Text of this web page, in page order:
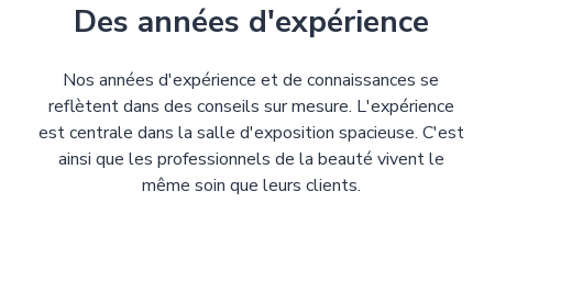
Des années d'expérience
Nos années d'expérience et de connaissances se
reflètent dans des conseils sur mesure. L'expérience
est centrale dans la salle d'exposition spacieuse. C'est
ainsi que les professionnels de la beauté vivent le
même soin que leurs clients.